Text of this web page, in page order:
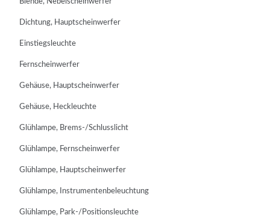
Dichtung, Hauptscheinwerfer
Einstiegsleuchte
Fernscheinwerfer
Gehäuse, Hauptscheinwerfer
Gehäuse, Heckleuchte
Glühlampe, Brems-/Schlusslicht
Glühlampe, Fernscheinwerfer
Glühlampe, Hauptscheinwerfer
Glühlampe, Instrumentenbeleuchtung
Glühlampe, Park-/Positionsleuchte